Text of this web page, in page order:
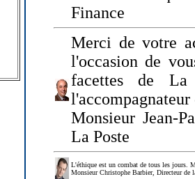
Finance
Merci de votre
l'occasion de
facettes de
Monsieur Jean-
La Poste
L'éthique est un combat de tous les jours.
Monsieur Christophe Barbier, Directeur de